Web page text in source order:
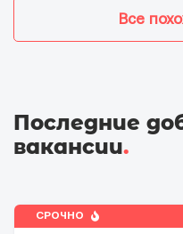
Все
Последние
вакансии.
СРОЧНО